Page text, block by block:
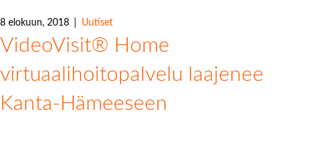
8 elokuun, 2018 | Uutiset
VideoVisit® Home
virtuaalihoitopalvelu laajenee
Kanta-Hämeeseen